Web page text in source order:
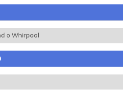
o Whirpool